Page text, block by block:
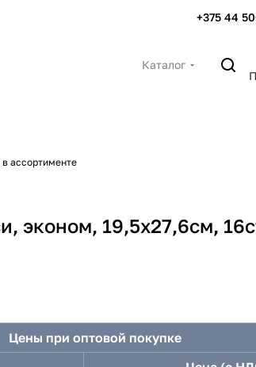
+375 44
Каталог
ассортименте
эконом, 19,5х27,6см,
Цены при оптовой покупке